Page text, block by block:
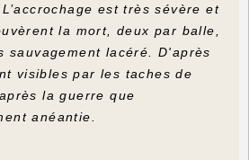
est très sévère et
la mort, deux par balle,
lacéré. D'après
visibles par les taches de
la guerre que
anéantie.